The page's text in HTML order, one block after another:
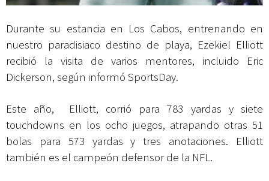
Durante su estancia en Los Cabos, entrenando en
nuestro paradisiaco destino de playa, Ezekiel Elliott
recibió la visita de varios mentores, incluido Eric
Dickerson, según informó SportsDay.
Este año, Elliott, corrió para 783 yardas y siete
touchdowns en los ocho juegos, atrapando otras 51
bolas para 573 yardas y tres anotaciones. Elliott
también es el campeón defensor de la NFL.